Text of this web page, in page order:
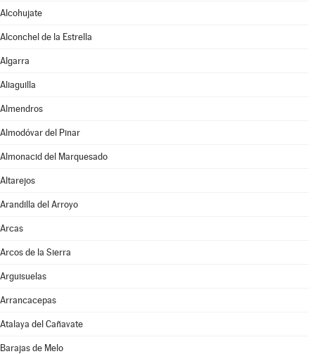
Alcohujate
Alconchel de la Estrella
Algarra
Aliaguilla
Almendros
Almodóvar del Pinar
Almonacid del Marquesado
Altarejos
Arandilla del Arroyo
Arcas
Arcos de la Sierra
Arguisuelas
Arrancacepas
Atalaya del Cañavate
Barajas de Melo